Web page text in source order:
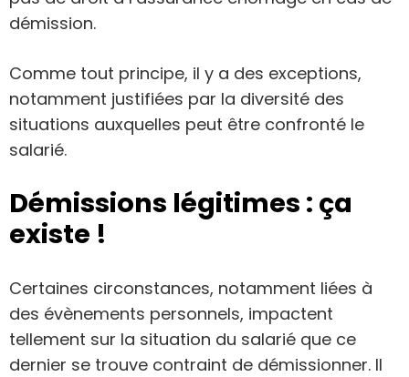
démission.
Comme tout principe, il y a des exceptions,
notamment justifiées par la diversité des
situations auxquelles peut être confronté le
salarié.
Démissions légitimes : ça
existe !
Certaines circonstances, notamment liées à
des évènements personnels, impactent
tellement sur la situation du salarié que ce
dernier se trouve contraint de démissionner. Il